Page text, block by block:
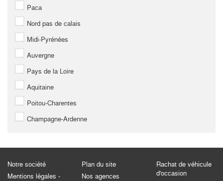
Paca
Nord pas de calais
Midi-Pyrénées
Auvergne
Pays de la Loire
Aquitaine
Poitou-Charentes
Champagne-Ardenne
Notre société
Mentions légales -
Plan du site
Nos agences
Rachat de véhicule
d'occasion